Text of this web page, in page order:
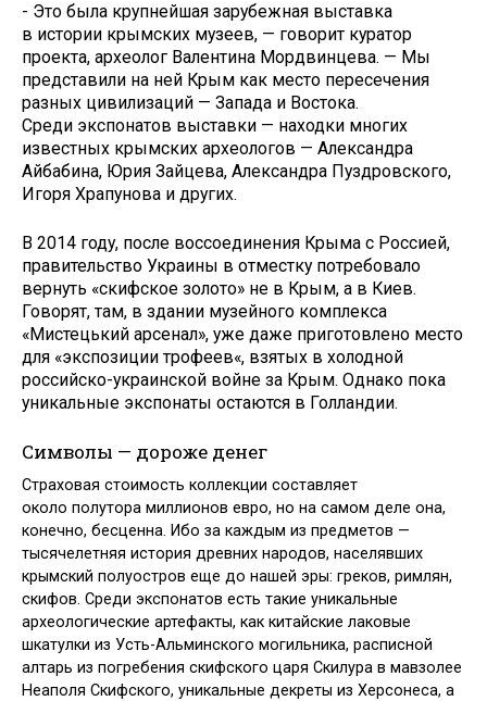
- Это была крупнейшая зарубежная выставка
в истории крымских музеев, — говорит куратор
проекта, археолог Валентина Мордвинцева. — Мы
представили на ней Крым как место пересечения
разных цивилизаций — Запада и Востока.
Среди экспонатов выставки — находки многих
известных крымских археологов — Александра
Айбабина, Юрия Зайцева, Александра Пуздровского,
Игоря Храпунова и других.
В 2014 году, после воссоединения Крыма с Россией,
правительство Украины в отместку потребовало
вернуть «скифское золото» не в Крым, а в Киев.
Говорят, там, в здании музейного комплекса
«Мистецький арсенал», уже даже приготовлено место
для «экспозиции трофеев«, взятых в холодной
российско-украинской войне за Крым. Однако пока
уникальные экспонаты остаются в Голландии.
Символы — дороже денег
Страховая стоимость коллекции составляет
около полутора миллионов евро, но на самом деле она,
конечно, бесценна. Ибо за каждым из предметов —
тысячелетняя история древних народов, населявших
крымский полуостров еще до нашей эры: греков, римлян,
скифов. Среди экспонатов есть такие уникальные
археологические артефакты, как китайские лаковые
шкатулки из Усть-Альминского могильника, расписной
алтарь из погребения скифского царя Скилура в мавзолее
Неаполя Скифского, уникальные декреты из Херсонеса, а